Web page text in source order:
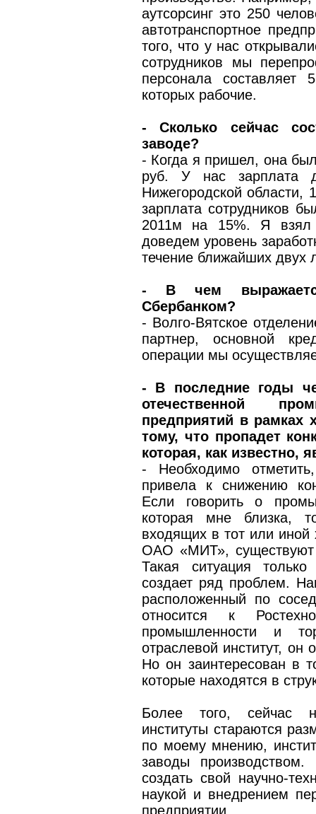
аутсорсинг это 250
автотранспортное
того, что у нас
сотрудников мы
персонала составляет
которых рабочие.
- Сколько сейчас
заводе?
- Когда я пришел, она
руб. У нас зарплата
Нижегородской области,
зарплата сотрудников
2011­м на 15%. Я взял
доведем уровень
течение ближайших двух
- В чем
Сбербанком?
- Волго-Вятское
партнер, основной
операции мы
- В последние годы
отечественной
предприятий в рамках
тому, что пропадет
которая, как известно,
- Необходимо
привела к снижению
Если говорить о
которая мне близка,
входящих в тот или иной
ОАО «МИТ», существуют
Такая ситуация
создает ряд проблем.
расположенный по
относится к
промышленности и
отраслевой институт, он
Но он заинтересован в
которые находятся в
Более того, сейчас
институты стараются
по моему мнению,
заводы
создать свой научно-
наукой и внедрением
предприятии.